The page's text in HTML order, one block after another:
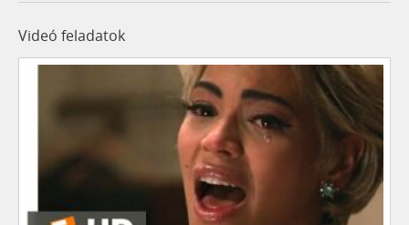
Videó feladatok